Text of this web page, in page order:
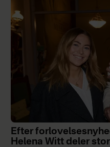
Efter
Helena Witt deler